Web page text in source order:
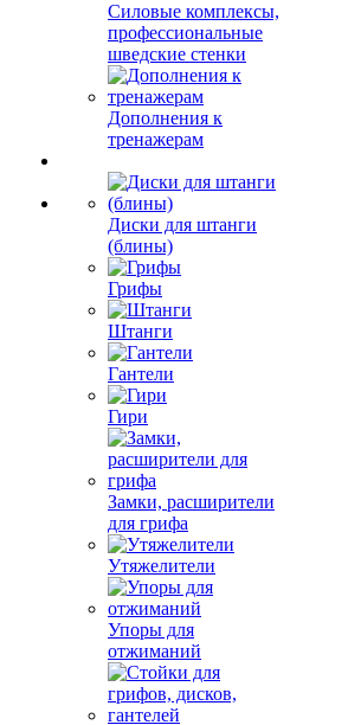
Силовые комплексы,
профессиональные
шведские стенки
Дополнения к
тренажерам
Диски для штанги
(блины)
Грифы
Штанги
Гантели
Гири
Замки, расширители
для грифа
Утяжелители
Упоры для
отжиманий